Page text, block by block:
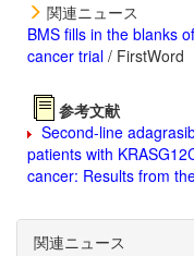
関連ニュース
BMS fills in the blanks
cancer trial / FirstWord
参考文献
Second-line
patients with
cancer: Results from
関連ニュース